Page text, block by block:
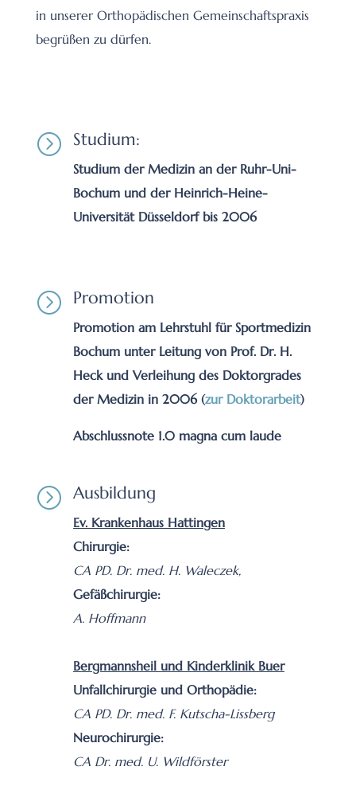
in unserer Orthopädischen Gemeinschaftspraxis
begrüßen zu dürfen.
= Studium:
Studium der Medizin an der Ruhr-Uni-
Bochum und der Heinrich-Heine-
Universität Düsseldorf bis 2006
= Promotion
Promotion am Lehrstuhl für Sportmedizin
Bochum unter Leitung von Prof. Dr. H.
Heck und Verleihung des Doktorgrades
der Medizin in 2006 (zur Doktorarbeit)
Abschlussnote 1.0 magna cum laude
= Ausbildung
Ev. Krankenhaus Hattingen
Chirurgie:
CA PD. Dr. med. H. Waleczek,
Gefäßchirurgie:
A. Hoffmann
Bergmannsheil und Kinderklinik Buer
Unfallchirurgie und Orthopädie:
CA PD. Dr. med. F. Kutscha-Lissberg
Neurochirurgie:
CA Dr. med. U. Wildförster